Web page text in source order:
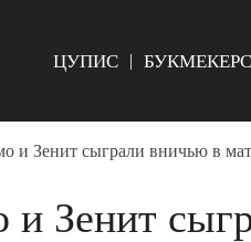
ЦУПИС
и Зенит сыграли вничью в
Зенит